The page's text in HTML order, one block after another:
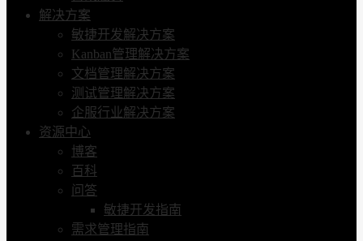
解决方案
敏捷开发解决方案
Kanban管理解决方案
文档管理解决方案
测试管理解决方案
企服行业解决方案
资源中心
博客
百科
问答
敏捷开发指南
需求管理指南